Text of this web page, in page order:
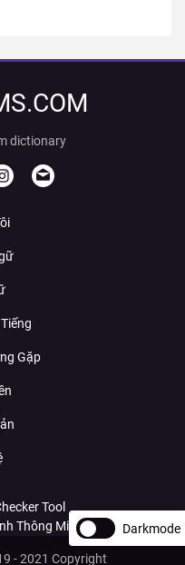
dictionary
Gặp
Tool
Thông Minh Với AI
- 2021 Copyright
Darkmode